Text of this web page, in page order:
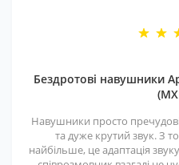
Бездротові навушники
Навушники просто
та дуже крутий звук. З
найбільше, це адаптація